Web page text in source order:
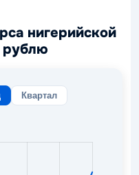
нигерийской
рублю
Квартал